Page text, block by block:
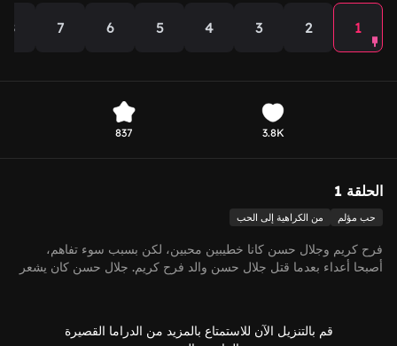
1
2
3
4
5
6
7
8
3.8K
837
الحلقة 1
حب مؤلم من الكراهية إلى الحب
فرح كريم وجلال حسن كانا خطيبين محبين، لكن بسبب سوء تفاهم،
أصبحا أعداء بعدما قتل جلال حسن والد فرح كريم. جلال حسن كان يشعر
من ابن عدو المافيا لؤي سيف وتصبح حبيبته لكسب ثقته. وهكذا بدأت
قم بالتنزيل الآن للاستمتاع بالمزيد من الدراما القصيرة